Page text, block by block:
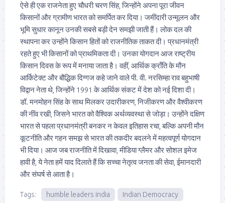
ऐसे ही एक राजनेता हुए चौधरी चरण सिंह, जिन्होंने अपना पूरा जीवन
किसानों और ग्रामीण भारत को समर्पित कर दिया। जमींदारी उन्मूलन और
भूमि सुधार कानून उनकी सबसे बड़ी देन समझी जाती हैं। लोक दल की
स्थापना कर उन्होंने किसान हितों को राजनीतिक ताकत दी। प्रधानमंत्री
रहते हुए भी किसानों को प्राथमिकता दी। उनका योगदान आज राष्ट्रीय
किसान दिवस के रूप में मनाया जाता है। वहीं, आर्थिक क्राँति के मौन
आर्किटेक्ट और बौद्धिक दिग्गज कहे जाने वाले पी. वी. नरसिम्हा राव बहुभाषी
विद्वान नेता थे, जिन्होंने 1991 के आर्थिक संकट में देश को नई दिशा दी।
डॉ. मनमोहन सिंह के साथ मिलकर उदारीकरण, निजीकरण और वैश्वीकरण
की नींव रखी, जिसने भारत को वैश्विक अर्थव्यवस्था से जोड़ा। उन्होंने दक्षिण
भारत से पहला प्रधानमंत्री बनकर न केवल इतिहास रचा, बल्कि अपनी मौन
कूटनीति और गहन समझ से भारत की तकदीर बदलने में महत्वपूर्ण योगदान
भी दिया। आज जब राजनीति में दिखावा, मीडिया ग्लैमर और सोशल इमेज
हावी है, ये नेता हमें याद दिलाते हैं कि सच्चा नेतृत्व जनता की सेवा, ईमानदारी
और संघर्ष से आता है।
Tags: humble leaders india Indian Democracy